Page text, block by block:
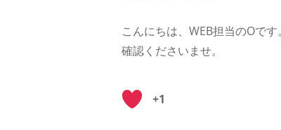
こんにちは、WEB担当のOで
確認くださいませ。
+1